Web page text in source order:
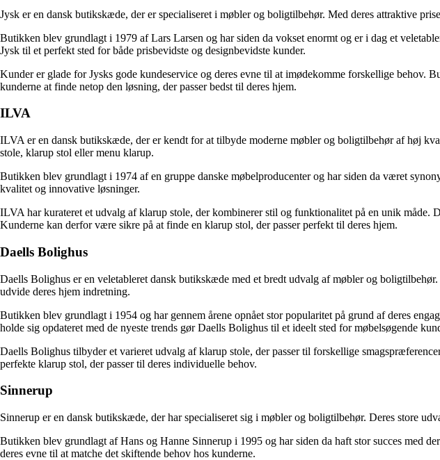
Jysk er en dansk butikskæde, der er specialiseret i møbler og boligtilbehør. Med deres attraktive
Butikken blev grundlagt i 1979 af Lars Larsen og har siden da vokset enormt og er i dag et
Jysk til et perfekt sted for både prisbevidste og designbevidste kunder.
Kunder er glade for Jysks gode kundeservice og deres evne til at imødekomme forskellige
kunderne at finde netop den løsning, der passer bedst til deres hjem.
ILVA
ILVA er en dansk butikskæde, der er kendt for at tilbyde moderne møbler og boligtilbehør af høj
stole, klarup stol eller menu klarup.
Butikken blev grundlagt i 1974 af en gruppe danske møbelproducenter og har siden da været
kvalitet og innovative løsninger.
ILVA har kurateret et udvalg af klarup stole, der kombinerer stil og funktionalitet på en unik måde.
Kunderne kan derfor være sikre på at finde en klarup stol, der passer perfekt til deres hjem.
Daells Bolighus
Daells Bolighus er en veletableret dansk butikskæde med et bredt udvalg af møbler og
udvide deres hjem indretning.
Butikken blev grundlagt i 1954 og har gennem årene opnået stor popularitet på grund af deres
holde sig opdateret med de nyeste trends gør Daells Bolighus til et ideelt sted for møbelsøgende
Daells Bolighus tilbyder et varieret udvalg af klarup stole, der passer til forskellige
perfekte klarup stol, der passer til deres individuelle behov.
Sinnerup
Sinnerup er en dansk butikskæde, der har specialiseret sig i møbler og boligtilbehør. Deres store
Butikken blev grundlagt af Hans og Hanne Sinnerup i 1995 og har siden da haft stor succes med
deres evne til at matche det skiftende behov hos kunderne.